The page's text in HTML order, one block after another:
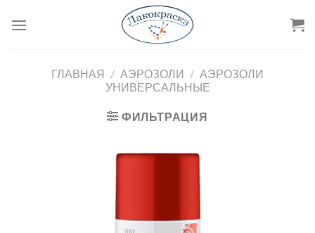
ГЛАВНАЯ / АЭРОЗОЛИ / АЭРОЗОЛИ
УНИВЕРСАЛЬНЫЕ
ФИЛЬТРАЦИЯ